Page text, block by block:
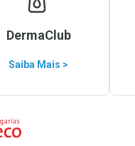
DermaClub
Saiba Mais >